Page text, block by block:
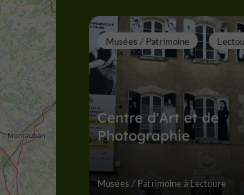
Centre d'Art et de
Photographie
Musées / Patrimoine
Musées / Patrimoine à Lectoure